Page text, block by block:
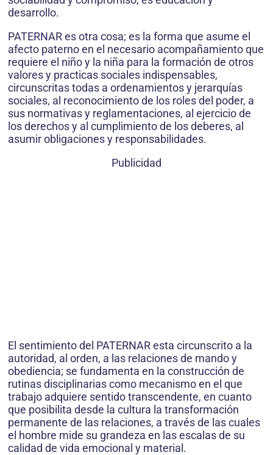
desarrollo.
PATERNAR es otra cosa; es la forma que asume el
afecto paterno en el necesario acompañamiento que
requiere el niño y la niña para la formación de otros
valores y practicas sociales indispensables,
circunscritas todas a ordenamientos y jerarquías
sociales, al reconocimiento de los roles del poder, a
sus normativas y reglamentaciones, al ejercicio de
los derechos y al cumplimiento de los deberes, al
asumir obligaciones y responsabilidades.
Publicidad
El sentimiento del PATERNAR esta circunscrito a la
autoridad, al orden, a las relaciones de mando y
obediencia; se fundamenta en la construcción de
rutinas disciplinarias como mecanismo en el que
trabajo adquiere sentido transcendente, en cuanto
que posibilita desde la cultura la transformación
permanente de las relaciones, a través de las cuales
el hombre mide su grandeza en las escalas de su
calidad de vida emocional y material.